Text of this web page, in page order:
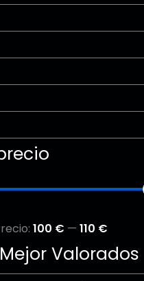
100 € — 110 €
Valorados